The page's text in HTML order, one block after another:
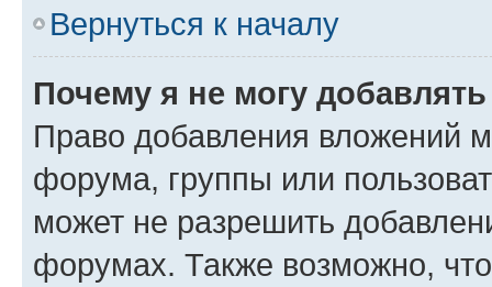
Вернуться к началу
Почему я не могу
Право добавления вложений
форума, группы или
может не разрешить
форумах. Также возможно,